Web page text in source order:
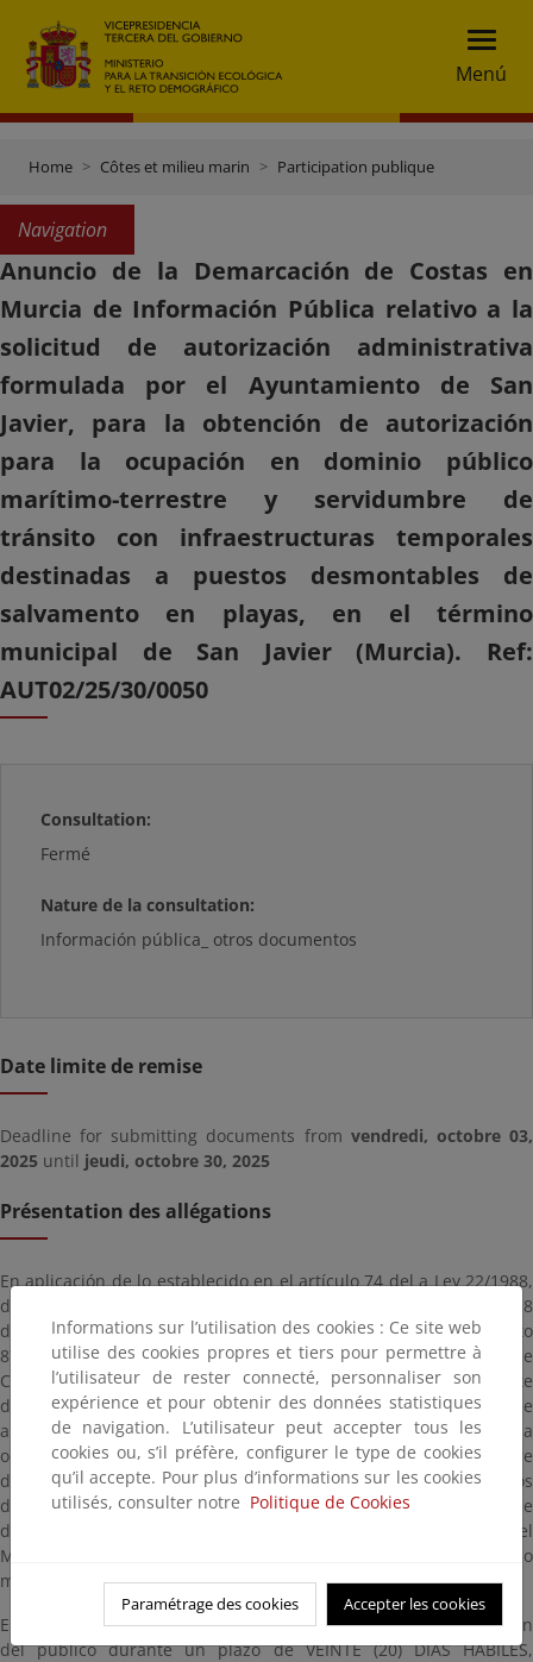
Menú
Home Côtes et milieu marin Participation publique
Navigation
Anuncio de la Demarcación de Costas en
Murcia de Información Pública relativo a la
solicitud de autorización administrativa
formulada por el Ayuntamiento de San
Javier, para la obtención de autorización
para la ocupación en dominio público
marítimo-terrestre y servidumbre de
tránsito con infraestructuras temporales
destinadas a puestos desmontables de
salvamento en playas, en el término
municipal de San Javier (Murcia). Ref:
AUT02/25/30/0050
Consultation:
Fermé
Nature de la consultation:
Información pública_ otros documentos
Date limite de remise
Deadline for submitting documents from vendredi, octobre 03,
2025 until jeudi, octobre 30, 2025
Présentation des allégations
En aplicación de lo establecido en el artículo 74 del a Ley 22/1988,
de 28 de julio, de Costas, y según lo previsto en el artículo 152.8
del Reglamento General de Costas aprobado por Real Decreto
876/2014, de 10 de octubre, por parte de esta Demarcación de
Costas en Murcia se somete a información pública el expediente
de referencia AUT02/25/30/0050, relativo a la solicitud de
autorización formulada por el Ayuntamiento de San Javier para la
ocupación en dominio público marítimo-terrestre y servidumbre
de tránsito con infraestructuras temporales destinadas a puestos
desmontables de salvamento en playas y para la instalación de
dos canales de entrada y salida de embarcaciones ubicadas en el
Mar Mediterráneo y asociados a dos puestos limas en el término
municipal de San Javier (Murcia).
El expediente administrativo de referencia estará a disposición
del público durante un plazo de VEINTE (20) DÍAS HÁBILES,
Informations sur l’utilisation des cookies : Ce site web
utilise des cookies propres et tiers pour permettre à
l’utilisateur de rester connecté, personnaliser son
expérience et pour obtenir des données statistiques
de navigation. L’utilisateur peut accepter tous les
cookies ou, s’il préfère, configurer le type de cookies
qu’il accepte. Pour plus d’informations sur les cookies
utilisés, consulter notre Politique de Cookies
Paramétrage des cookies Accepter les cookies